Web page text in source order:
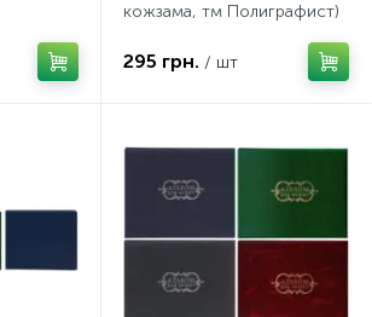
кожзама, тм Полиграфист)
295 грн. / шт